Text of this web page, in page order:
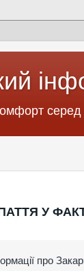
серед
У
про